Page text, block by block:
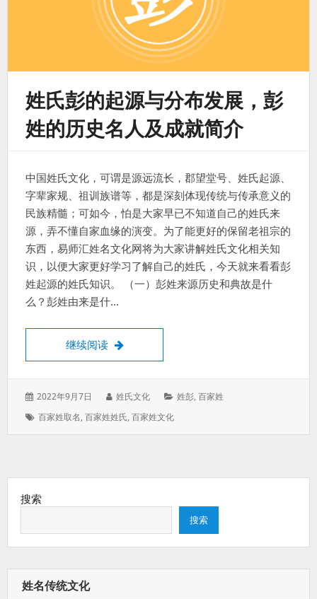
姓氏彭的起源与分布发展，彭
姓的历史名人及成就简介
中国姓氏文化，可谓是源远流长，郡望堂号、姓氏起源、
字辈家规、祖训族谱等，都是深刻体现传统与传承意义的
民族精髓；可如今，怕是大家早已不知道自己的姓氏来
源，弄不懂自家血缘的演变。为了能更好的保留老祖宗的
东西，易师汇姓名文化网将为大家讲解姓氏文化相关知
识，以便大家更好学习了解自己的姓氏，今天就来看看彭
姓起源的姓氏知识。 （一）彭姓来源历史和典故是什
么？彭姓由来是什…
继续阅读 姓氏彭的起源与分布发展，彭姓的历史名人
发
于：
2022年9月7日
作
姓氏文化
分
姓彭,百家姓
标
百家姓取名,百家姓姓氏,百家姓文化
搜索
搜索
姓名传统文化